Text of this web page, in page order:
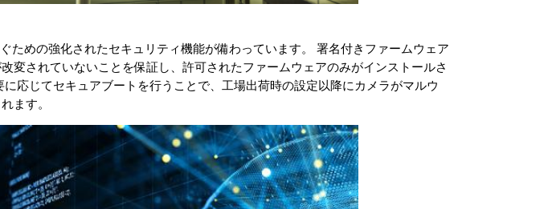
ための強化されたセキュリティ機能が備わっています。 署名付きファームウェア
変されていないことを保証し、許可されたファームウェアのみがインストールさ
応じてセキュアブートを行うことで、工場出荷時の設定以降にカメラがマルウ
ます。